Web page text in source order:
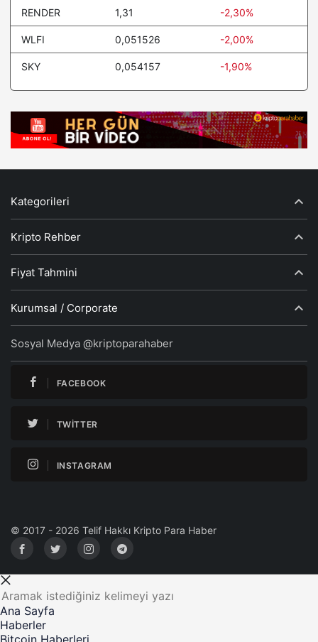
RENDER 1,31 -2,30%
WLFI 0,051526 -2,00%
SKY 0,054157 -1,90%
Kategorileri
Kripto Rehber
Fiyat Tahmini
Kurumsal / Corporate
Sosyal Medya @kriptoparahaber
FACEBOOK
TWITTER
INSTAGRAM
© 2017 - 2026 Telif Hakkı Kripto Para Haber
Ana Sayfa
Haberler